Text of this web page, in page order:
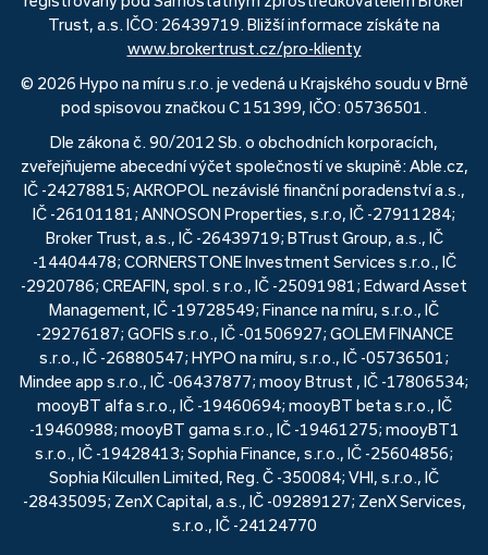
Trust, a.s. IČO: 26439719. Bližší informace získáte na
www.brokertrust.cz/pro-klienty
© 2026 Hypo na míru s.r.o. je vedená u Krajského soudu v Brně
pod spisovou značkou C 151399, IČO: 05736501.
Dle zákona č. 90/2012 Sb. o obchodních korporacích,
zveřejňujeme abecední výčet společností ve skupině: Able.cz,
IČ -24278815; AKROPOL nezávislé finanční poradenství a.s.,
IČ -26101181; ANNOSON Properties, s.r.o, IČ -27911284;
Broker Trust, a.s., IČ -26439719; BTrust Group, a.s., IČ
-14404478; CORNERSTONE Investment Services s.r.o., IČ
-2920786; CREAFIN, spol. s r.o., IČ -25091981; Edward Asset
Management, IČ -19728549; Finance na míru, s.r.o., IČ
-29276187; GOFIS s.r.o., IČ -01506927; GOLEM FINANCE
s.r.o., IČ -26880547; HYPO na míru, s.r.o., IČ -05736501;
Mindee app s.r.o., IČ -06437877; mooy Btrust , IČ -17806534;
mooyBT alfa s.r.o., IČ -19460694; mooyBT beta s.r.o., IČ
-19460988; mooyBT gama s.r.o., IČ -19461275; mooyBT1
s.r.o., IČ -19428413; Sophia Finance, s.r.o., IČ -25604856;
Sophia Kilcullen Limited, Reg. Č -350084; VHI, s.r.o., IČ
-28435095; ZenX Capital, a.s., IČ -09289127; ZenX Services,
s.r.o., IČ -24124770